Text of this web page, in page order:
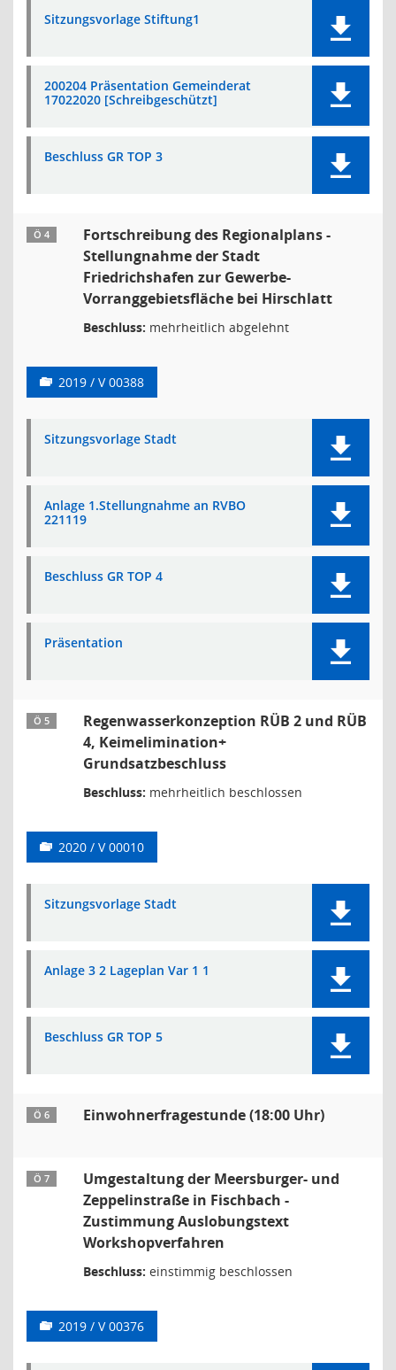
Sitzungsvorlage Stiftung1
200204 Präsentation Gemeinderat
17022020 [Schreibgeschützt]
Beschluss GR TOP 3
Ö 4
Fortschreibung des Regionalplans -
Stellungnahme der Stadt
Friedrichshafen zur Gewerbe-
Vorranggebietsfläche bei Hirschlatt
Beschluss: mehrheitlich abgelehnt
2019 / V 00388
Sitzungsvorlage Stadt
Anlage 1.Stellungnahme an RVBO
221119
Beschluss GR TOP 4
Präsentation
Ö 5
Regenwasserkonzeption RÜB 2 und RÜB
4, Keimelimination+
Grundsatzbeschluss
Beschluss: mehrheitlich beschlossen
2020 / V 00010
Sitzungsvorlage Stadt
Anlage 3 2 Lageplan Var 1 1
Beschluss GR TOP 5
Ö 6 Einwohnerfragestunde (18:00 Uhr)
Ö 7
Umgestaltung der Meersburger- und
Zeppelinstraße in Fischbach -
Zustimmung Auslobungstext
Workshopverfahren
Beschluss: einstimmig beschlossen
2019 / V 00376